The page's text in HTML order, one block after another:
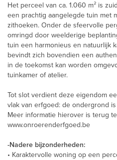
Het perceel van ca. 1.060 m² is
een prachtig aangelegde tuin met
zithoeken. Onder de sfeervolle
omringd door weelderige
tuin een harmonieus en natuurlijk
bevindt zich bovendien een
in de toekomst kan worden
tuinkamer of atelier.
Tot slot verdient deze eigendom
vlak van erfgoed: de ondergrond
Meer informatie hierover is terug
www.onroerenderfgoed.be
-Nadere bijzonderheden:
• Karaktervolle woning op een